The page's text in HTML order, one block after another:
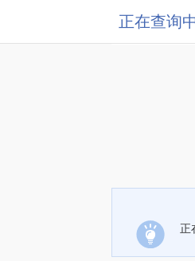
正在查询
正